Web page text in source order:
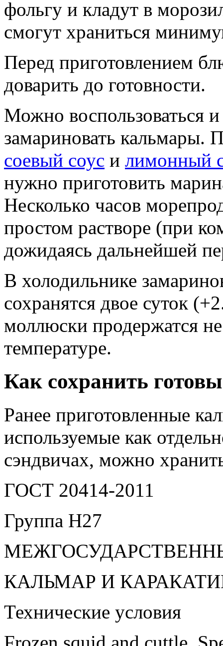
фольгу и кладут в
смогут храниться
Перед приготовлением
доварить до готовности.
Можно воспользоваться
замариновать кальмары.
соевый соус и лимонный
нужно приготовить
Несколько часов
простом растворе (при
дожидаясь дальнейшей
В холодильнике
сохранятся двое суток
моллюски продержатся
температуре.
Как сохранить
Ранее приготовленные
используемые как
сэндвичах, можно
ГОСТ 20414-2011
Группа Н27
КАЛЬМАР И
Технические условия